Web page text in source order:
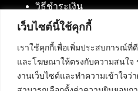
เว็บไซต์นี้ใช้คุกกี้
เราใช้คุกกี้เพื่อเพิ่มประสบการณ์ที่
และโฆษณาให้ตรงกับความสนใจ
งานเว็บไซต์และทำความเข้าใจ
วิธีชำระเงิน
ติดต่อเรา
บริษัท เน็ทฟิวชั่น คอมมิวนิเคชั่